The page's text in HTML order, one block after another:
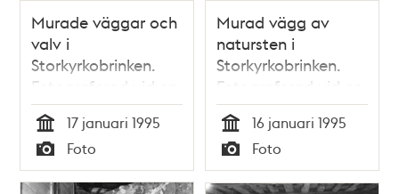
Murade väggar och
valv i
Storkyrkobrinken.
Fotograferad vid en
arkeologisk
undersökning.
Tid
17 januari 1995
Typ
Foto
Murad vägg av
natursten i
Storkyrkobrinken.
Fotograferad vid en
arkeologisk
undersökning.
Tid
16 januari 1995
Typ
Foto